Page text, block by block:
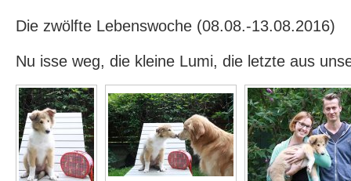
Die zwölfte Lebenswoche (08.08.-13.08.2016)
Nu isse weg, die kleine Lumi, die letzte aus